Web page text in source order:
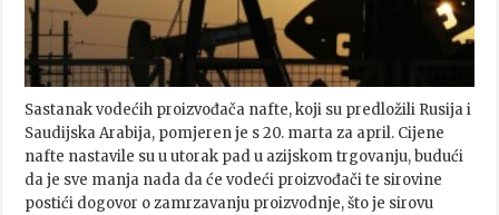
Sastanak vodećih proizvođača nafte, koji su predložili Rusija i
Saudijska Arabija, pomjeren je s 20. marta za april. Cijene
nafte nastavile su u utorak pad u azijskom trgovanju, budući
da je sve manja nada da će vodeći proizvođači te sirovine
postići dogovor o zamrzavanju proizvodnje, što je sirovu